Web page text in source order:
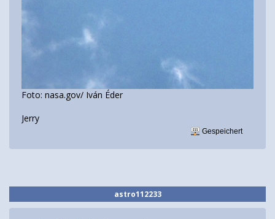
Foto: nasa.gov/ Iván Éder
Jerry
Gespeichert
astro112233